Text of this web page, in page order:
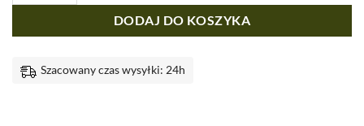
DODAJ DO KOSZYKA
Szacowany czas wysyłki: 24h